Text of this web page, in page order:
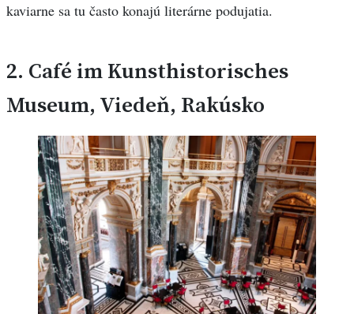
kaviarne sa tu často konajú literárne podujatia.
2. Café im Kunsthistorisches
Museum, Viedeň, Rakúsko